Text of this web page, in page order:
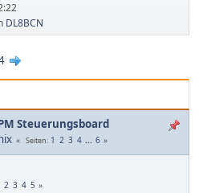
DL8BCN
Steuerungsboard
Seiten 1 2 3 4 ... 6
2 3 4 5